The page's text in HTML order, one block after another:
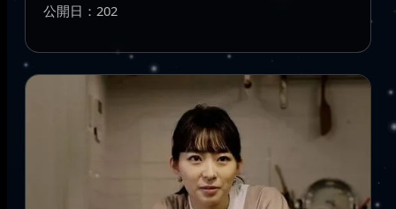
公開日：202